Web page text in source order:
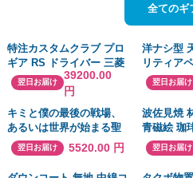
全てのギ
特注カスタムクラブ プロ
ギア RS ドライバー 三菱
TENSEI Pro WHITE 1K
シャフト
翌日お届け
39200.00
円
洋ナシ型
リティア
8x6mm
Natural
並行輸入品
翌日お届け
キミと僕の最後の戦場、
あるいは世界が始まる聖
戦 第1巻《通常版》 Blu-
ray
翌日お届け 5520.00 円
波佐見焼
青磁絵 珈
皿揃 007-
のし 無料
翌日お届け